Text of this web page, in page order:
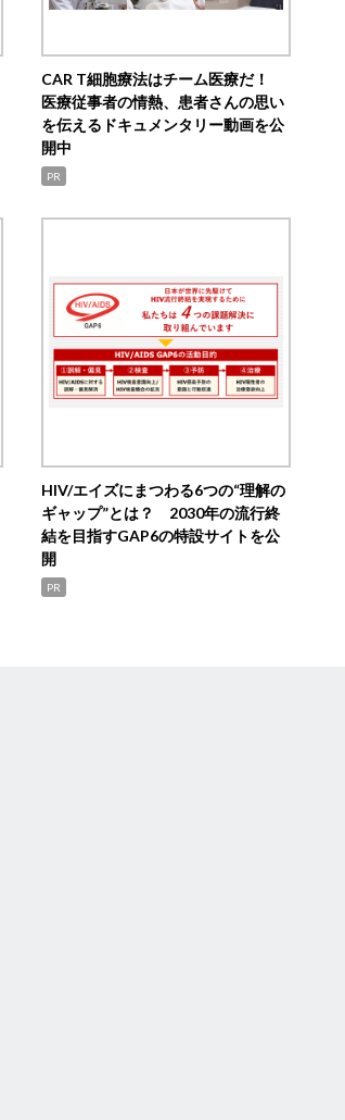
CAR T細胞療法はチーム医療だ！
医療従事者の情熱、患者さんの思い
を伝えるドキュメンタリー動画を公
開中
PR
HIV/エイズにまつわる6つの“理解の
ギャップ”とは？ 2030年の流行終
結を目指すGAP6の特設サイトを公
開
PR